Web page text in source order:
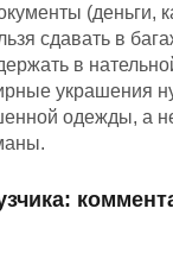
(деньги,
сдавать в
в
украшения
одежды, а